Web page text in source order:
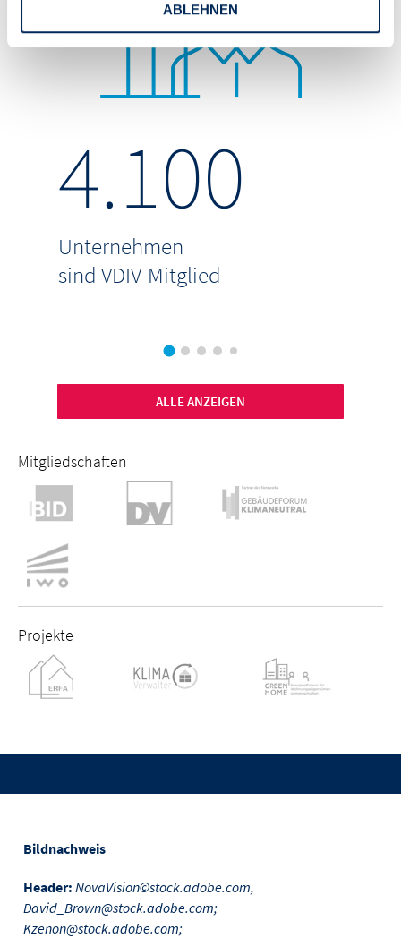
ABLEHNEN
4.100
Unternehmen
sind VDIV-Mitglied
ALLE ANZEIGEN
Mitgliedschaften
Projekte
Bildnachweis
Header: NovaVision©stock.adobe.com,
David_Brown@stock.adobe.com;
Kzenon@stock.adobe.com;